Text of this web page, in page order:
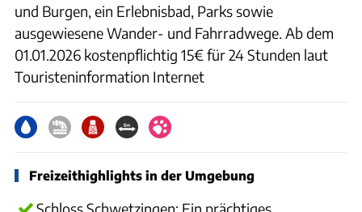
und Burgen, ein Erlebnisbad, Parks sowie
ausgewiesene Wander- und Fahrradwege. Ab dem
01.01.2026 kostenpflichtig 15€ für 24 Stunden laut
Touristeninformation Internet
Freizeithighlights in der Umgebung